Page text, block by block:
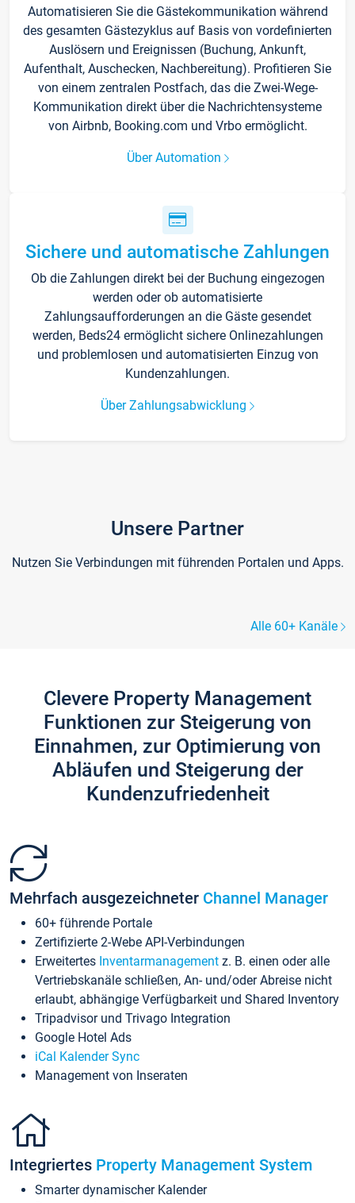
Automatisieren Sie die Gästekommunikation während
des gesamten Gästezyklus auf Basis von vordefinierten
Auslösern und Ereignissen (Buchung, Ankunft,
Aufenthalt, Auschecken, Nachbereitung). Profitieren Sie
von einem zentralen Postfach, das die Zwei-Wege-
Kommunikation direkt über die Nachrichtensysteme
von Airbnb, Booking.com und Vrbo ermöglicht.
Über Automation
Sichere und automatische Zahlungen
Ob die Zahlungen direkt bei der Buchung eingezogen
werden oder ob automatisierte
Zahlungsaufforderungen an die Gäste gesendet
werden, Beds24 ermöglicht sichere Onlinezahlungen
und problemlosen und automatisierten Einzug von
Kundenzahlungen.
Über Zahlungsabwicklung
Unsere Partner
Nutzen Sie Verbindungen mit führenden Portalen und Apps.
Alle 60+ Kanäle
Clevere Property Management
Funktionen zur Steigerung von
Einnahmen, zur Optimierung von
Abläufen und Steigerung der
Kundenzufriedenheit
Mehrfach ausgezeichneter Channel Manager
60+ führende Portale
Zertifizierte 2-Webe API-Verbindungen
Erweitertes Inventarmanagement z. B. einen oder alle
Vertriebskanäle schließen, An- und/oder Abreise nicht
erlaubt, abhängige Verfügbarkeit und Shared Inventory
Tripadvisor und Trivago Integration
Google Hotel Ads
iCal Kalender Sync
Management von Inseraten
Integriertes Property Management System
Smarter dynamischer Kalender